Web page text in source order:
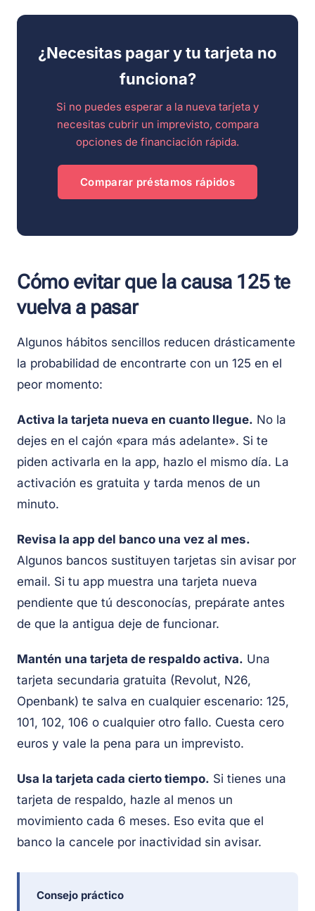
¿Necesitas pagar y tu tarjeta no
funciona?
Si no puedes esperar a la nueva tarjeta y
necesitas cubrir un imprevisto, compara
opciones de financiación rápida.
Comparar préstamos rápidos
Cómo evitar que la causa 125 te
vuelva a pasar
Algunos hábitos sencillos reducen drásticamente
la probabilidad de encontrarte con un 125 en el
peor momento:
Activa la tarjeta nueva en cuanto llegue. No la
dejes en el cajón «para más adelante». Si te
piden activarla en la app, hazlo el mismo día. La
activación es gratuita y tarda menos de un
minuto.
Revisa la app del banco una vez al mes.
Algunos bancos sustituyen tarjetas sin avisar por
email. Si tu app muestra una tarjeta nueva
pendiente que tú desconocías, prepárate antes
de que la antigua deje de funcionar.
Mantén una tarjeta de respaldo activa. Una
tarjeta secundaria gratuita (Revolut, N26,
Openbank) te salva en cualquier escenario: 125,
101, 102, 106 o cualquier otro fallo. Cuesta cero
euros y vale la pena para un imprevisto.
Usa la tarjeta cada cierto tiempo. Si tienes una
tarjeta de respaldo, hazle al menos un
movimiento cada 6 meses. Eso evita que el
banco la cancele por inactividad sin avisar.
Consejo práctico